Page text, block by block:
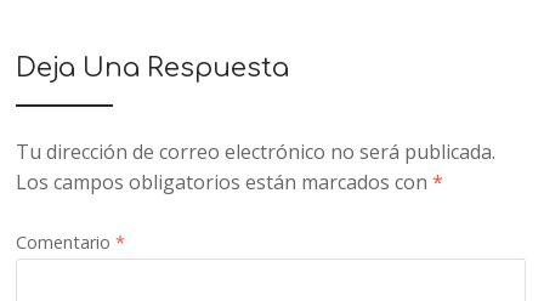
Deja Una Respuesta
Tu dirección de correo electrónico no será publicada.
Los campos obligatorios están marcados con*
Comentario*